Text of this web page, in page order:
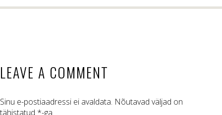
LEAVE A COMMENT
Sinu e-postiaadressi ei avaldata. Nõutavad väljad on
tähistatud *-ga